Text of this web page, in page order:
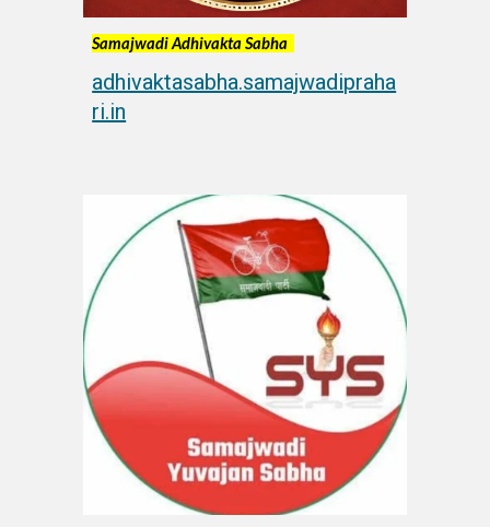
Samajwadi Adhivakta Sabha
adhivaktasabha.samajwadipraha
ri.in